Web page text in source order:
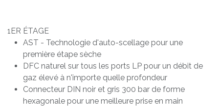
1ER ÉTAGE
AST - Technologie d'auto-scellage pour une
première étape sèche
DFC naturel sur tous les ports LP pour un débit de
gaz élevé à n'importe quelle profondeur
Connecteur DIN noir et gris 300 bar de forme
hexagonale pour une meilleure prise en main